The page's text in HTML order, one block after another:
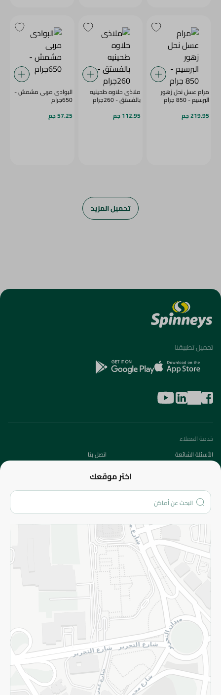
مرام عسل نحل زهور
البرسيم - 850 جرام
219.95 جم
ملاذى حلاوه طحينيه
بالفستق - 260جرام
112.95 جم
البوادى مربى مشمش -
650جرام
57.25 جم
تحميل المزيد
اختر موقعك
تحميل تطبيقنا
خدمة العملاء
الأسئلة الشائعة
اتصل بنا
من نحن؟
الفروع
المزيد
الاسترجاع
سياسة الاستخدام
سياسة الخصوصية
قم بالتسجيل للنشرة
©2026 - Spinneys | جميع الحقوق محفوظة